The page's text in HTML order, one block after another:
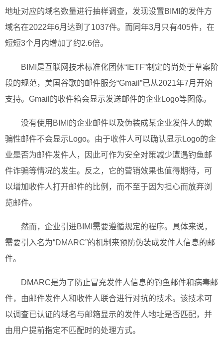
地址对应的域名数量进行抽样调查，发现设置BIMI的发件方
域名在2022年6月达到了1037件。而同年3月只有405件，在
短短3个月内增加了约2.6倍。
BIMI是互联网技术标准化团体“IETF”制定的尚处于草案阶
段的规范，美国谷歌的邮件服务“Gmail”已从2021年7月开始
支持。Gmail的收件箱会显示发送邮件的企业Logo等图像。
没有使用BIMI的企业邮件以及伪装成某企业发件人的欺
骗性邮件不会显示Logo。由于收件人可以确认显示Logo的企
业是否为邮件发件人，因此可作为安全对策减少遭遇钓鱼邮
件诈骗等情况的发生。反之，它的营销效果也值得期待，可
以增加收件人打开邮件的比例，而不至于因为担心而放弃浏
览邮件。
然而，企业引进BIMI需要遵循规定的程序。具体来说，
需要引入名为“DMARC”的机制来预防伪装成发件人信息的邮
件。
DMARC是为了防止冒充发件人信息的钓鱼邮件和病毒邮
件，由邮件发件人和收件人联合进行对抗的技术。该技术可
以调查已认证的域名与邮箱显示的发件人地址是否匹配，并
由用户提前指定不匹配时的处理方式。